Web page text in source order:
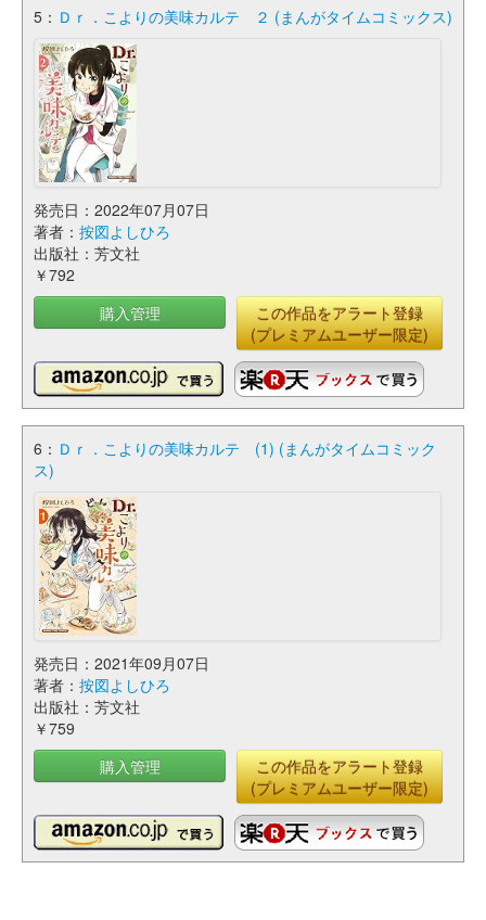
5： Ｄｒ．こよりの美味カルテ ２ (まんがタイムコミックス)
発売日：2022年07月07日
著者： 按図よしひろ
出版社：芳文社
￥792
購入管理
この作品をアラート登録
(プレミアムユーザー限定)
6： Ｄｒ．こよりの美味カルテ (1) (まんがタイムコミック
ス)
発売日：2021年09月07日
著者： 按図よしひろ
出版社：芳文社
￥759
購入管理
この作品をアラート登録
(プレミアムユーザー限定)